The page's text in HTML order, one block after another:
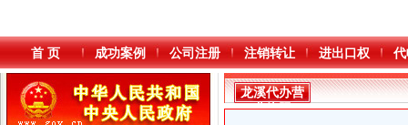
首 页 成功案例 公司注册 注销转让 进出口权
龙溪代办营
业执照